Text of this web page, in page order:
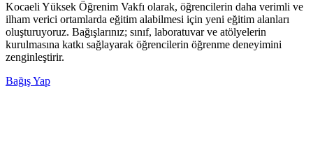
Kocaeli Yüksek Öğrenim Vakfı olarak, öğrencilerin daha verimli ve
ilham verici ortamlarda eğitim alabilmesi için yeni eğitim alanları
oluşturuyoruz. Bağışlarınız; sınıf, laboratuvar ve atölyelerin
kurulmasına katkı sağlayarak öğrencilerin öğrenme deneyimini
zenginleştirir.
Bağış Yap